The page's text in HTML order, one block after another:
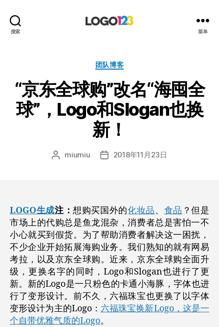
搜索
设
计
博
客
菜单
分
团队博客
“京东全球购”改名“海囤全
球”，Logo和Slogan也换
新！
文 miumiu
发 2018年11月23日
LOGO生成注：想购买国外的化妆品、 食品 ？但是
市场上的代购总是鱼龙混杂，消费者总是害怕一不
小心就买到假货。为了帮助消费者解决这一困扰，
不少企业开始拓展海购业务。我们熟知的就有网易
考拉，以及京东全球购。近来，京东全球购全面升
级，更换名字的同时，Logo和Slogan也进行了更
新。新的Logo是一只粉色的卡通小海豚，字体也进
行了变形设计。前不久，六福珠宝也更换了以字体
变形设计为主的Logo： 六福珠宝换新Logo，这是一
个自带优雅气质的Logo。